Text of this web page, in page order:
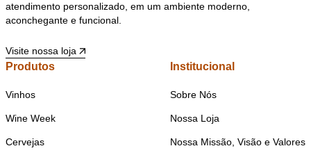
atendimento personalizado, em um ambiente moderno,
aconchegante e funcional.
Visite nossa loja
Produtos
Vinhos
Wine Week
Cervejas
Institucional
Sobre Nós
Nossa Loja
Nossa Missão, Visão e Valores